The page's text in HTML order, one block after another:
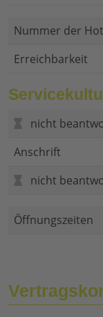
Nummer der
Erreichbarkeit
nicht
Anschrift
nicht
Öffnungszeiten